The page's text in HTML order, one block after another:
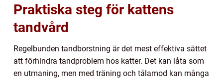
Praktiska steg för kattens
tandvård
Regelbunden tandborstning är det mest effektiva sättet
att förhindra tandproblem hos katter. Det kan låta som
en utmaning, men med träning och tålamod kan många